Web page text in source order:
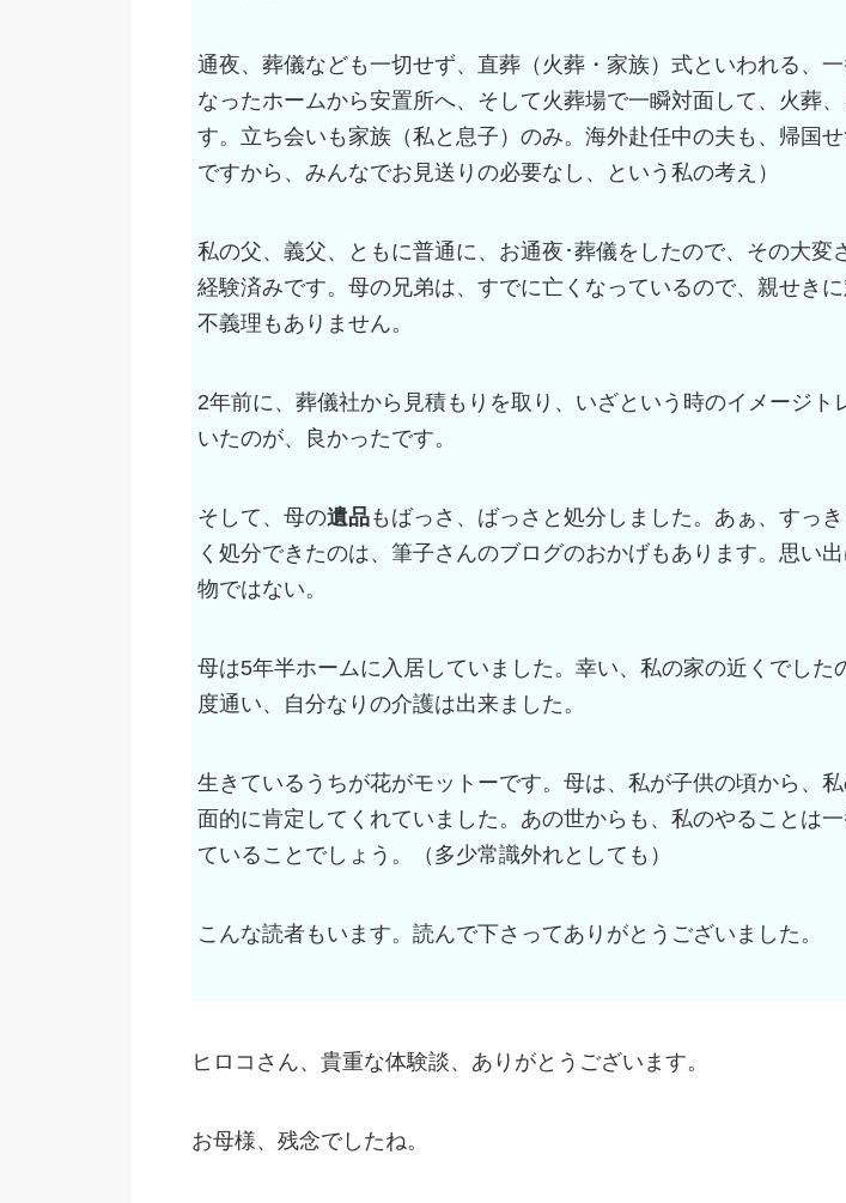
通夜、葬儀なども一切せず、直葬（火葬・家族）式といわれる、一
なったホームから安置所へ、そして火葬場で一瞬対面して、火葬
す。立ち会いも家族（私と息子）のみ。海外赴任中の夫も、帰国
ですから、みんなでお見送りの必要なし、という私の考え）
私の父、義父、ともに普通に、お通夜･葬儀をしたので、その大変
経験済みです。母の兄弟は、すでに亡くなっているので、親せき
不義理もありません。
2年前に、葬儀社から見積もりを取り、いざという時のイメージト
いたのが、良かったです。
そして、母の遺品もばっさ、ばっさと処分しました。あぁ、すっ
く処分できたのは、筆子さんのブログのおかげもあります。思い出
物ではない。
母は5年半ホームに入居していました。幸い、私の家の近くでした
度通い、自分なりの介護は出来ました。
生きているうちが花がモットーです。母は、私が子供の頃から、
面的に肯定してくれていました。あの世からも、私のやることは
ていることでしょう。（多少常識外れとしても）
こんな読者もいます。読んで下さってありがとうございました。
ヒロコさん、貴重な体験談、ありがとうございます。
お母様、残念でしたね。